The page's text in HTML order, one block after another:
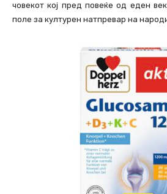
човекот кој пред повеќе од еден
поле за културен натпревар на